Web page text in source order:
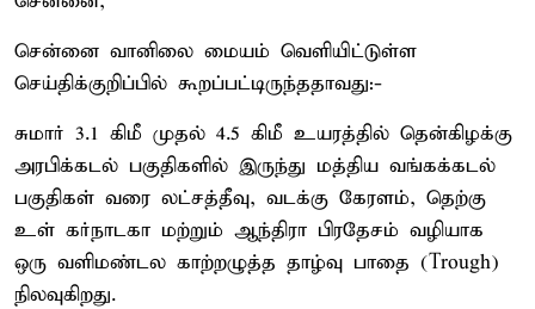
சென்னை வானிலை மையம் வெளியிட்டுள்ள
செய்திக்குறிப்பில் கூறப்பட்டிருந்ததாவது:-
சுமார் 3.1 கிமீ முதல் 4.5 கிமீ உயரத்தில் தென்கிழக்கு
அரபிக்கடல் பகுதிகளில் இருந்து மத்திய வங்கக்கடல்
பகுதிகள் வரை லட்சத்தீவு, வடக்கு கேரளம், தெற்கு
உள் கர்நாடகா மற்றும் ஆந்திரா பிரதேசம் வழியாக
ஒரு வளிமண்டல காற்றழுத்த தாழ்வு பாதை (Trough)
நிலவுகிறது.